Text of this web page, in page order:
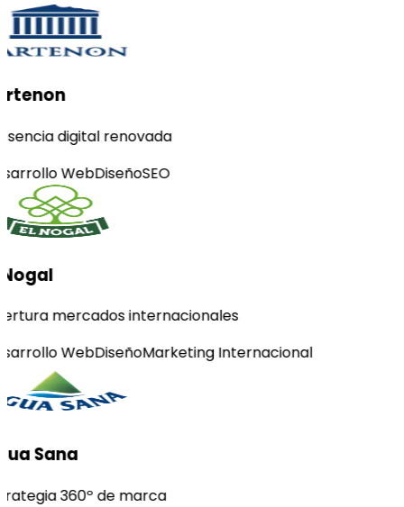
digital renovada
WebDiseñoSEO
mercados internacionales
WebDiseñoMarketing Internacional
Sana
360º de marca